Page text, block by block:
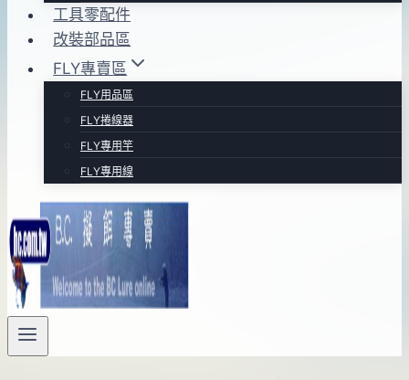
工具零配件
改裝部品區
FLY專賣區
FLY用品區
FLY捲線器
FLY專用竿
FLY專用線